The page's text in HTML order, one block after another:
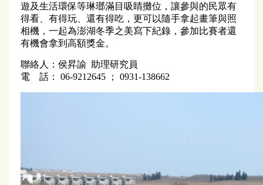
遊及生活環保等琳瑯滿目吸睛攤位，讓參與的民眾有
得看、有得玩、還有得吃，更可以隨手拿起畫筆與照
相機，一起為澎湖冬季之美寫下紀錄，參加比賽者還
有機會拿到高額獎金。
聯絡人：侯昇諭 助理研究員
電 話： 06-9212645 ； 0931-138662